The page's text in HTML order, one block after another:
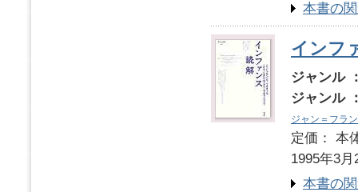
本書の
インフ
ジャンル
ジャンル
ジャン＝フラ
定価：
1995年3月
本書の